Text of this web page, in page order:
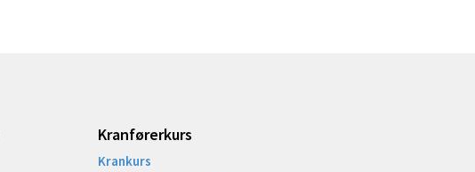
Kranførerkurs
Krankurs